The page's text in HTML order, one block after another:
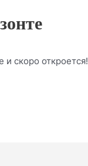
и скоро откроется!